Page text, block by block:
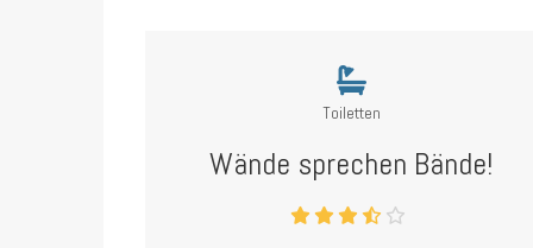
Toiletten
Wände sprechen Bände!